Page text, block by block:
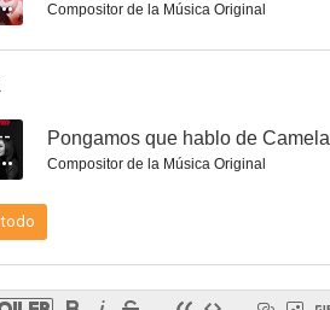
Compositor de la Música Original
Pongamos que hablo de Camela
Compositor de la Música Original
todo